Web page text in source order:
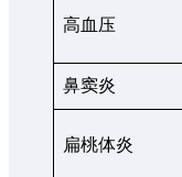
高血压
鼻窦炎
扁桃体炎